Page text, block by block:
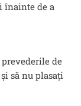
înainte de a
de
să nu plasați